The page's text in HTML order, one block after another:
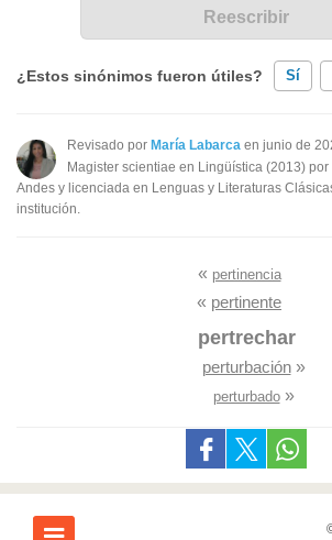
¿Estos sinónimos fueron útiles? Sí
Existen sinónimos incorrectos
Ninguno de los sinónimos presentados
Revisado por María Labarca en junio de
Magister scientiae en Lingüística (2013)
Andes y licenciada en Lenguas y Literaturas
institución.
« pertinencia
« pertinente
pertrechar
perturbación»
perturbado»